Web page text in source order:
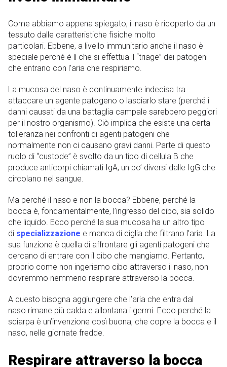
Come abbiamo appena spiegato, il naso è ricoperto da un
tessuto dalle caratteristiche fisiche molto
particolari. Ebbene, a livello immunitario anche il naso è
speciale perché è lì che si effettua il “triage” dei patogeni
che entrano con l’aria che respiriamo.
La mucosa del naso è continuamente indecisa tra
attaccare un agente patogeno o lasciarlo stare (perché i
danni causati da una battaglia campale sarebbero peggiori
per il nostro organismo). Ciò implica che esiste una certa
tolleranza nei confronti di agenti patogeni che
normalmente non ci causano gravi danni. Parte di questo
ruolo di “custode” è svolto da un tipo di cellula B che
produce anticorpi chiamati IgA, un po’ diversi dalle IgG che
circolano nel sangue.
Ma perché il naso e non la bocca? Ebbene, perché la
bocca è, fondamentalmente, l’ingresso del cibo, sia solido
che liquido. Ecco perché la sua mucosa ha un altro tipo
di specializzazione e manca di ciglia che filtrano l’aria. La
sua funzione è quella di affrontare gli agenti patogeni che
cercano di entrare con il cibo che mangiamo. Pertanto,
proprio come non ingeriamo cibo attraverso il naso, non
dovremmo nemmeno respirare attraverso la bocca.
A questo bisogna aggiungere che l’aria che entra dal
naso rimane più calda e allontana i germi. Ecco perché la
sciarpa è un’invenzione così buona, che copre la bocca e il
naso, nelle giornate fredde.
Respirare attraverso la bocca